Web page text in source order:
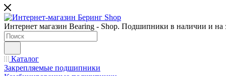
Интернет магазин Bearing - Shop. Подшипники в наличии и на
Каталог
Закрепляемые подшипники